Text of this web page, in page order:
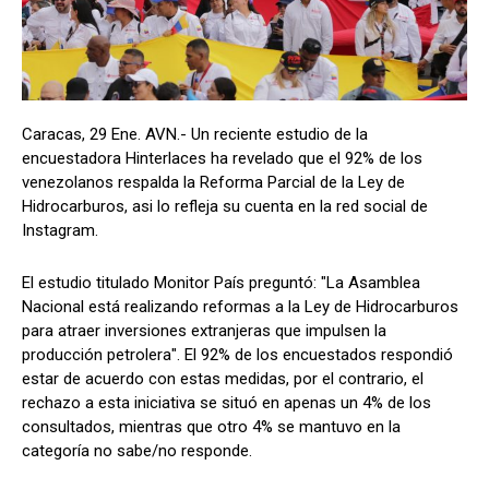
Caracas, 29 Ene. AVN.- Un reciente estudio de la
encuestadora Hinterlaces ha revelado que el 92% de los
venezolanos respalda la Reforma Parcial de la Ley de
Hidrocarburos, asi lo refleja su cuenta en la red social de
Instagram.
El estudio titulado Monitor País preguntó: "La Asamblea
Nacional está realizando reformas a la Ley de Hidrocarburos
para atraer inversiones extranjeras que impulsen la
producción petrolera". El 92% de los encuestados respondió
estar de acuerdo con estas medidas, por el contrario, el
rechazo a esta iniciativa se situó en apenas un 4% de los
consultados, mientras que otro 4% se mantuvo en la
categoría no sabe/no responde.